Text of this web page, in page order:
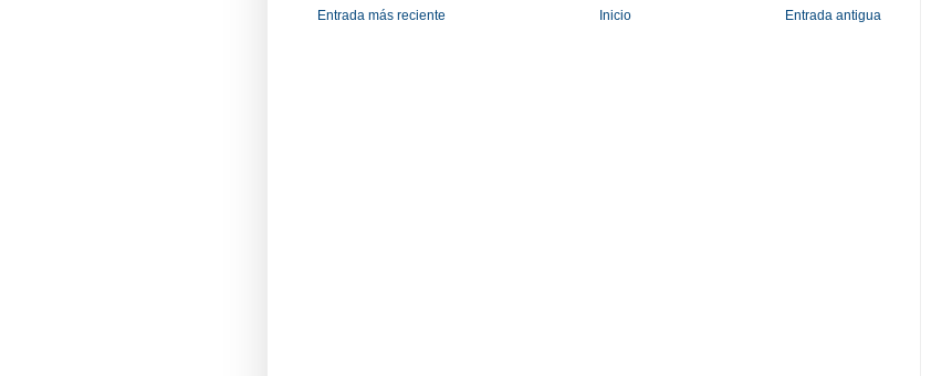
Entrada más reciente Entrada antigua
Inicio